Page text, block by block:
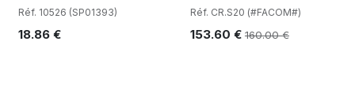
Réf. 10526 (SP01393)
18.86 €
Réf. CR.S20 (#FACOM#)
153.60 € 160.00€